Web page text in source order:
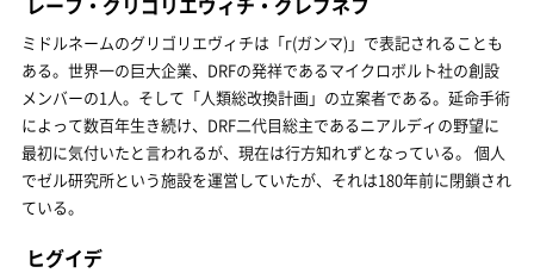
ミドルネームのグリゴリエヴィチは「г(ガンマ)」で表記されることも
ある。世界一の巨大企業、DRFの発祥であるマイクロボルト社の創設
メンバーの1人。そして「人類総改換計画」の立案者である。延命手術
によって数百年生き続け、DRF二代目総主であるニアルディの野望に
最初に気付いたと言われるが、現在は行方知れずとなっている。 個人
でゼル研究所という施設を運営していたが、それは180年前に閉鎖され
ている。
ヒグイデ